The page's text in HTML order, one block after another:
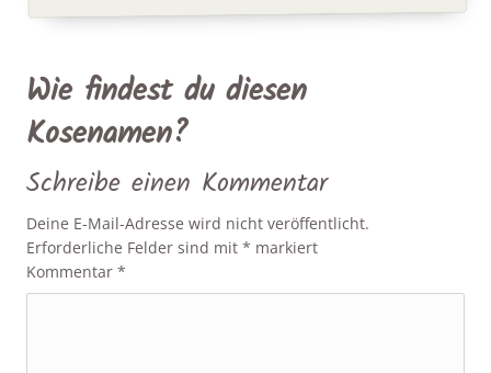
Wie findest du diesen
Kosenamen?
Schreibe einen Kommentar
Deine E-Mail-Adresse wird nicht veröffentlicht.
Erforderliche Felder sind mit* markiert
Kommentar*